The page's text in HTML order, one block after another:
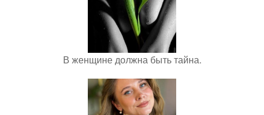
В женщине должна быть тайна.